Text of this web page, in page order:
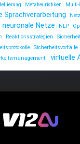
Metaheuristiken Multi-
Sprachverarbeitung
neuronale Netze NLP
Reaktionsstrategien
Sicherheitsvorfälle
virtuelle